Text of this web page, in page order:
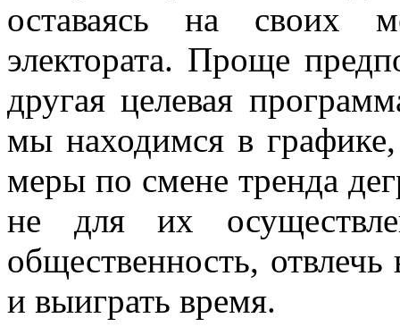
оставаясь на своих
электората. Проще
другая целевая
мы находимся в
меры по смене тренда
не для их
общественность,
и выиграть время.